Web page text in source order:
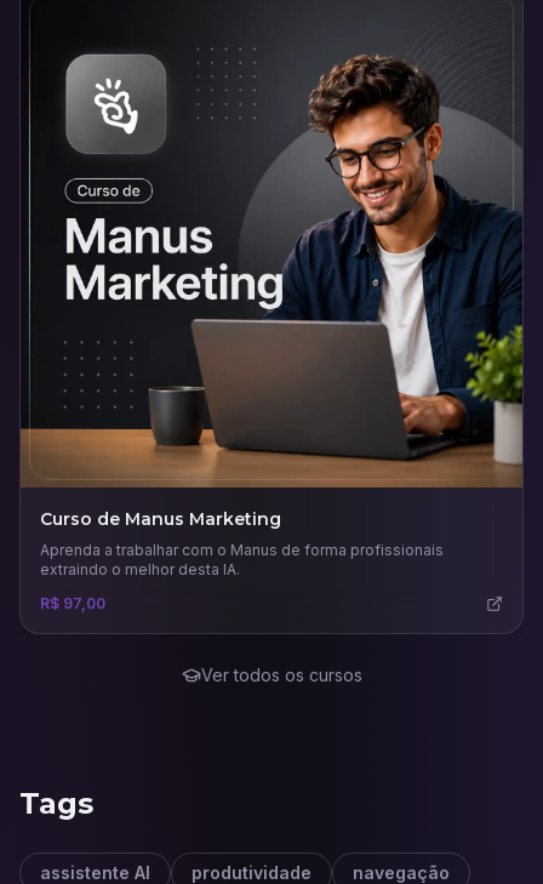
Curso de Manus Marketing
Aprenda a trabalhar com o Manus de forma profissionais
extraindo o melhor desta IA.
R$ 97,00
Ver todos os cursos
Tags
assistente AI produtividade
navegação